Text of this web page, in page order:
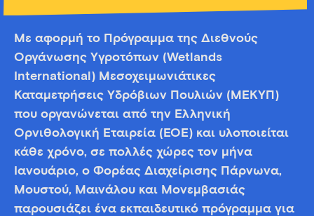
Με αφορμή το Πρόγραμμα της Διεθνούς
Οργάνωσης Υγροτόπων (Wetlands
International) Μεσοχειμωνιάτικες
Καταμετρήσεις Υδρόβιων Πουλιών (ΜΕΚΥΠ)
που οργανώνεται από την Ελληνική
Ορνιθολογική Εταιρεία (ΕΟΕ) και υλοποιείται
κάθε χρόνο, σε πολλές χώρες τον μήνα
Ιανουάριο, o Φορέας Διαχείρισης Πάρνωνα,
Μουστού, Μαινάλου και Μονεμβασιάς
παρουσιάζει ένα εκπαιδευτικό πρόγραμμα για